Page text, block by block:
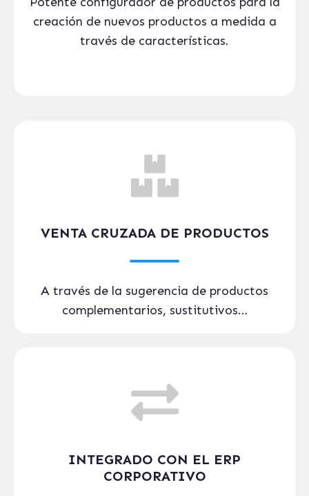
creación de nuevos productos a medida a
través de características.
VENTA CRUZADA DE PRODUCTOS
A través de la sugerencia de productos
complementarios, sustitutivos…
INTEGRADO CON EL ERP
CORPORATIVO